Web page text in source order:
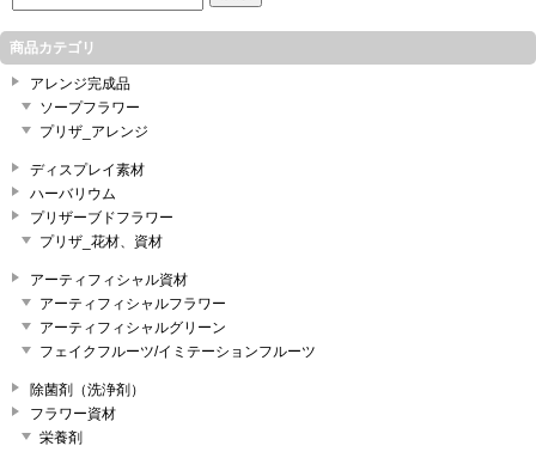
商品カテゴリ
アレンジ完成品
ソープフラワー
プリザ_アレンジ
ディスプレイ素材
ハーバリウム
プリザーブドフラワー
プリザ_花材、資材
アーティフィシャル資材
アーティフィシャルフラワー
アーティフィシャルグリーン
フェイクフルーツ/イミテーションフルーツ
除菌剤（洗浄剤）
フラワー資材
栄養剤